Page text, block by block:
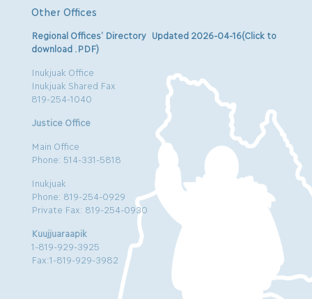
Other Offices
Regional Offices’ Directory Updated 2026-04-16(Click to
download .PDF)
Inukjuak Office
Inukjuak Shared Fax
819-254-1040
Justice Office
Main Office
Phone: 514-331-5818
Inukjuak
Phone: 819-254-0929
Private Fax: 819-254-0930
Kuujjuaraapik
1-819-929-3925
Fax:1-819-929-3982